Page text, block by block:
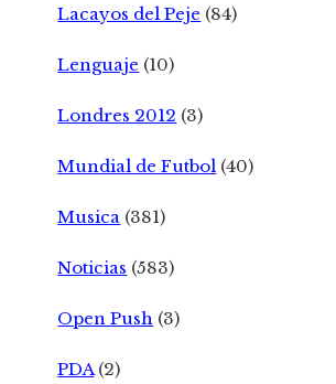
Lacayos del Peje (84)
Lenguaje (10)
Londres 2012 (3)
Mundial de Futbol (40)
Musica (381)
Noticias (583)
Open Push (3)
PDA(2)